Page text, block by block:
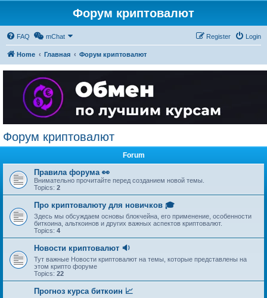
Форум криптовалют
FAQ mChat Login
Register
Home Главная Форум криптовалют
Форум криптовалют
Forum
Правила форума 👀
Внимательно прочитайте перед созданием новой темы.
Topics: 2
Про криптовалюту для новичков 🎓
Здесь мы обсуждаем основы блокчейна, его применение, особенности
биткоина, альткоинов и других важных аспектов криптовалют.
Topics: 4
Новости криптовалют 🔉
Тут важные Новости криптовалют на темы, которые представлены на
этом крипто форуме
Topics: 22
Прогноз курса биткоин 📈